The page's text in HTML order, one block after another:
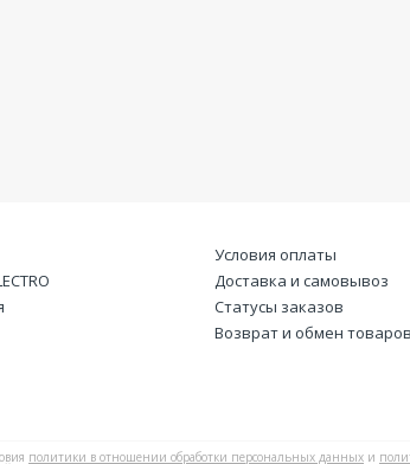
Условия оплаты
Доставка и самовывоз
Статусы заказов
Возврат и обмен товаров
политики в отношении обработки персональных данных и